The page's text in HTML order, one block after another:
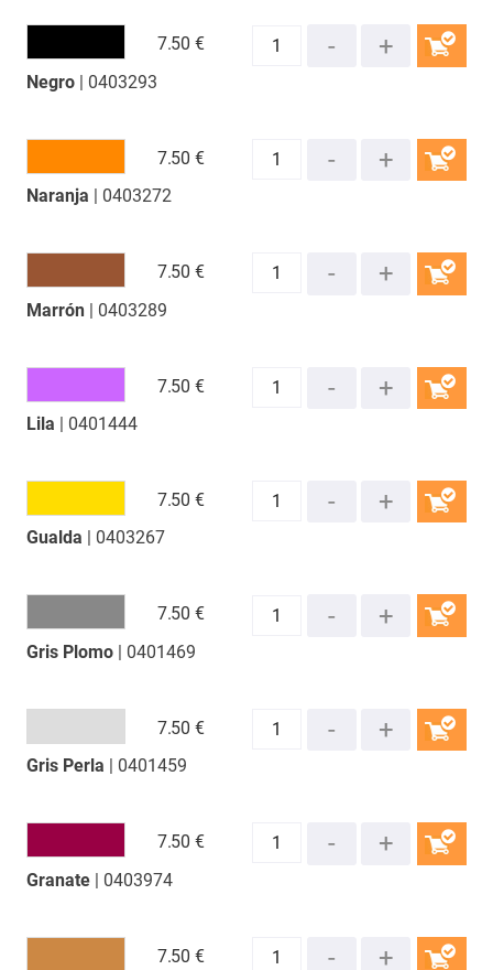
Negro| 0403293
7.50 €
Naranja | 0403272
7.50 €
Marrón| 0403289
7.50 €
Lila | 0401444
7.50 €
Gualda | 0403267
7.50 €
Gris Plomo| 0401469
7.50 €
Gris Perla | 0401459
7.50 €
Granate| 0403974
7.50 €
7.50 €